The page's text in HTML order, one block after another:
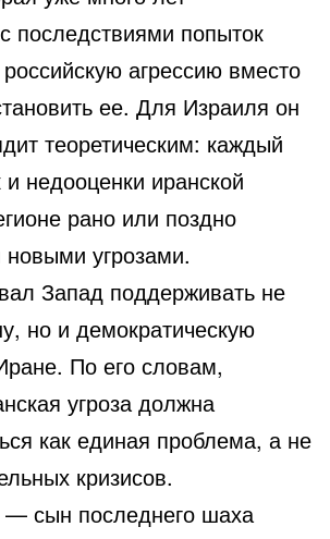
последствиями попыток
агрессию вместо
ее. Для Израиля он
теоретическим: каждый
и недооценки иранской
рано или поздно
новыми угрозами.
Запад поддерживать не
но и демократическую
По его словам,
угроза должна
как единая проблема, а не
кризисов.
— сын последнего шаха